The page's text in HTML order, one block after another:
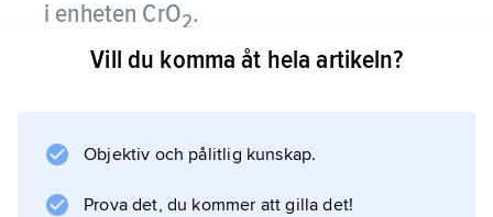
i enheten CrO2.
Mest känd är kromylklorid, CrO
2
kokpunkt 116,7 °C, fryspunkt −96,5 °C och
Vill du komma åt hela artikeln?
Objektiv och pålitlig kunskap.
Prova det, du kommer att gilla det!